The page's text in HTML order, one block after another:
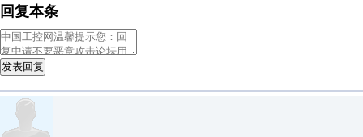
回复本条
发表回复